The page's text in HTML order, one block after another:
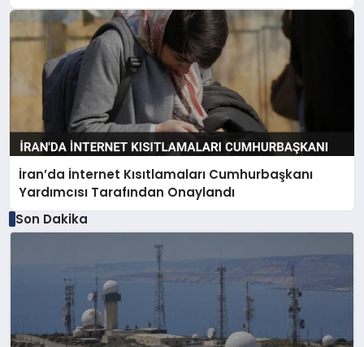
İran’da İnternet Kısıtlamaları Cumhurbaşkanı
Yardımcısı Tarafından Onaylandı
Son Dakika